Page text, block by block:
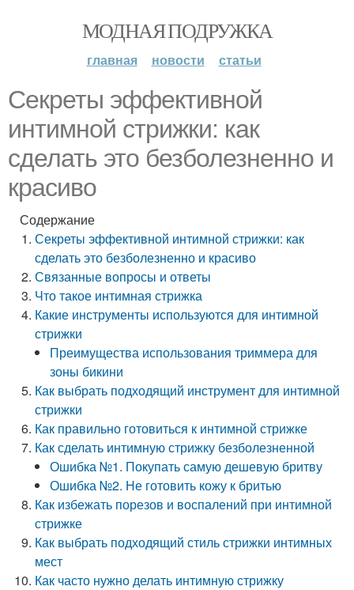
МОДНАЯ ПОДРУЖКА
главная новости статьи
Секреты эффективной
интимной стрижки: как
сделать это безболезненно и
красиво
Содержание
Секреты эффективной интимной стрижки: как
сделать это безболезненно и красиво
Связанные вопросы и ответы
Что такое интимная стрижка
Какие инструменты используются для интимной
стрижки
Преимущества использования триммера для
зоны бикини
Как выбрать подходящий инструмент для интимной
стрижки
Как правильно готовиться к интимной стрижке
Как сделать интимную стрижку безболезненной
Ошибка №1. Покупать самую дешевую бритву
Ошибка №2. Не готовить кожу к бритью
Как избежать порезов и воспалений при интимной
стрижке
Как выбрать подходящий стиль стрижки интимных
мест
Как часто нужно делать интимную стрижку